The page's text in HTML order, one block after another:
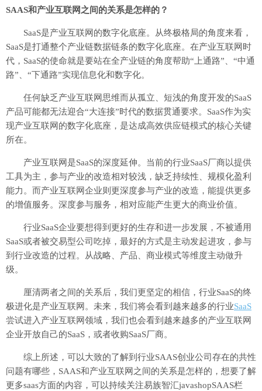
SAAS和产业互联网之间的关系是怎样的？
SaaS是产业互联网的数字化底座。从终极格局的角度来看，
SaaS是打通整个产业链数据链条的数字化底座。在产业互联网时
代，SaaS的使命就是要站在全产业链的角度帮助“上通路”、“中通
路”、“下通路”实现信息化和数字化。
任何缺乏产业互联网思维而从孤立、短浅的角度开发的SaaS
产品可能都无法迎合“大连接”时代的数据贯通要求。SaaS作为实
现产业互联网的数字化底座，是达成高效供应链模式的核心关键
所在。
产业互联网是SaaS的深度延伸。当前的行业SaaS厂商以提供
工具为主，参与产业的改造相对较浅，缺乏持续性、规模化盈利
能力。而产业互联网企业则更深度参与产业的改造，能提供更多
的增值服务。深度参与服务，相对应能产生更大的商业价值。
行业SaaS企业要想得到更好的生存和进一步发展，不被通用
SaaS或者被交易型公司吃掉，最好的方式是主动发起进攻，参与
到行业改造的过程。从战略、产品、商业模式等维度主动做升
级。
厘清两者之间的关系后，我们更坚定的相信，行业SaaS的终
极进化是产业互联网。未来，我们将会看到越来越多的行业SaaS
尝试进入产业互联网领域，我们也会看到越来越多的产业互联网
企业开放自己的SaaS，或者收购SaaS厂商。
综上所述，可以大致的了解到行业SAAS创业公司存在的共性
问题有哪些，SAAS和产业互联网之间的关系是怎样的，想要了解
更多saas方面的内容，可以持续关注易族智汇javashopSAAS栏